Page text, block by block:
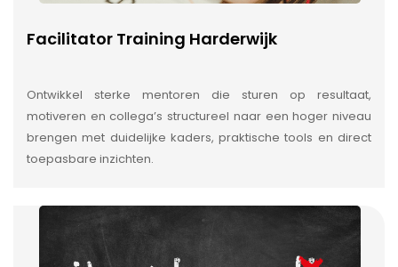
Facilitator Training Harderwijk
Ontwikkel sterke mentoren die sturen op resultaat,
motiveren en collega’s structureel naar een hoger niveau
brengen met duidelijke kaders, praktische tools en direct
toepasbare inzichten.